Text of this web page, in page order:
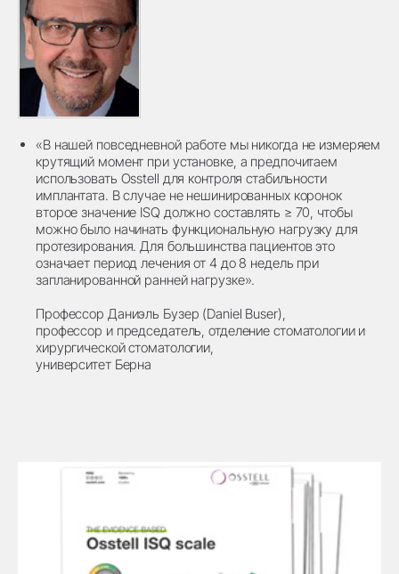
«В нашей повседневной работе мы никогда не измеряем
крутящий момент при установке, а предпочитаем
использовать Osstell для контроля стабильности
имплантата. В случае не нешинированных коронок
второе значение ISQ должно составлять ≥ 70, чтобы
можно было начинать функциональную нагрузку для
протезирования. Для большинства пациентов это
означает период лечения от 4 до 8 недель при
запланированной ранней нагрузке».
Профессор Даниэль Бузер (Daniel Buser),
профессор и председатель, отделение стоматологии и
хирургической стоматологии,
университет Берна